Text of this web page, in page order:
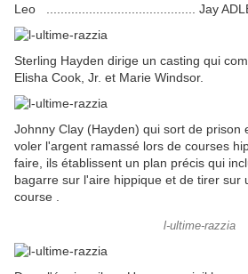
Leo .......................................... Jay
Sterling Hayden dirige un casting qui
Elisha Cook, Jr. et Marie Windsor.
Johnny Clay (Hayden) qui sort de prison
voler l'argent ramassé lors de courses
faire, ils établissent un plan précis qui
bagarre sur l'aire hippique et de tirer sur
course .
l-ultime-razzia